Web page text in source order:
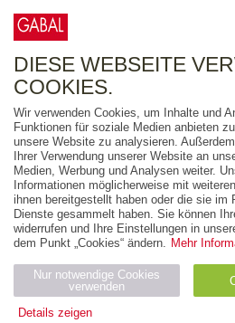
FREITEXT
AUSGABEART
AUS DER REIHE
ZUM THEMA
Neuerscheinung
DIESE WEBSEITE
COOKIES.
Wir verwenden Cookies, um Inhalte und
Funktionen für soziale Medien anbieten
unsere Website zu analysieren.
Ihrer Verwendung unserer Website an
Medien, Werbung und Analysen weiter.
Informationen möglicherweise mit
ihnen bereitgestellt haben oder die sie im
Dienste gesammelt haben. Sie können
widerrufen und Ihre Einstellungen in
dem Punkt „Cookies“ ändern. Mehr
Nur notwendige Cookies
verwenden
Details zeigen